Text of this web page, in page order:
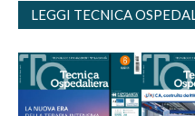
LEGGI TECNICA